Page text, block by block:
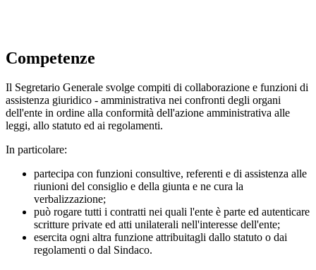
Competenze
Il Segretario Generale svolge compiti di collaborazione e funzioni di
assistenza giuridico - amministrativa nei confronti degli organi
dell'ente in ordine alla conformità dell'azione amministrativa alle
leggi, allo statuto ed ai regolamenti.
In particolare:
partecipa con funzioni consultive, referenti e di assistenza alle
riunioni del consiglio e della giunta e ne cura la
verbalizzazione;
può rogare tutti i contratti nei quali l'ente è parte ed autenticare
scritture private ed atti unilaterali nell'interesse dell'ente;
esercita ogni altra funzione attribuitagli dallo statuto o dai
regolamenti o dal Sindaco.